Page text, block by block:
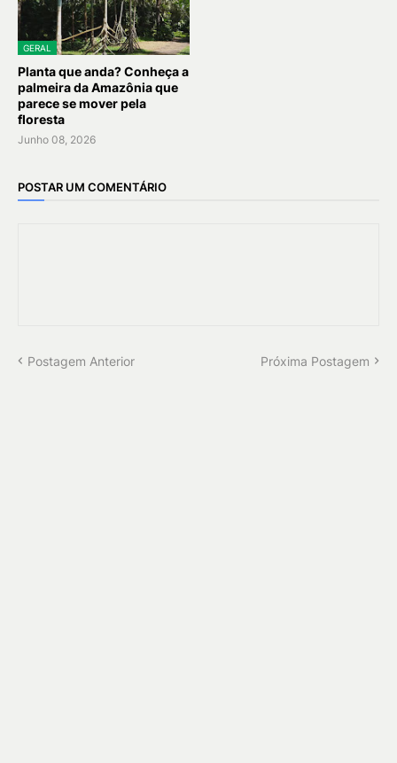
GERAL
Planta que anda? Conheça a
palmeira da Amazônia que
parece se mover pela
floresta
Junho 08, 2026
POSTAR UM COMENTÁRIO
Postagem Anterior Próxima Postagem